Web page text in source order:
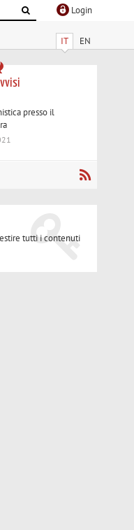
Login
IT EN
presso il
tutti i contenuti